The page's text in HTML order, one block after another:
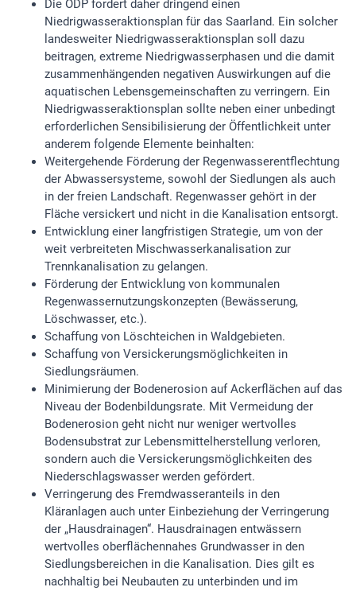
Die ÖDP fordert daher dringend einen
Niedrigwasseraktionsplan für das Saarland. Ein solcher
landesweiter Niedrigwasseraktionsplan soll dazu
beitragen, extreme Niedrigwasserphasen und die damit
zusammenhängenden negativen Auswirkungen auf die
aquatischen Lebensgemeinschaften zu verringern. Ein
Niedrigwasseraktionsplan sollte neben einer unbedingt
erforderlichen Sensibilisierung der Öffentlichkeit unter
anderem folgende Elemente beinhalten:
Weitergehende Förderung der Regenwasserentflechtung
der Abwassersysteme, sowohl der Siedlungen als auch
in der freien Landschaft. Regenwasser gehört in der
Fläche versickert und nicht in die Kanalisation entsorgt.
Entwicklung einer langfristigen Strategie, um von der
weit verbreiteten Mischwasserkanalisation zur
Trennkanalisation zu gelangen.
Förderung der Entwicklung von kommunalen
Regenwassernutzungskonzepten (Bewässerung,
Löschwasser, etc.).
Schaffung von Löschteichen in Waldgebieten.
Schaffung von Versickerungsmöglichkeiten in
Siedlungsräumen.
Minimierung der Bodenerosion auf Ackerflächen auf das
Niveau der Bodenbildungsrate. Mit Vermeidung der
Bodenerosion geht nicht nur weniger wertvolles
Bodensubstrat zur Lebensmittelherstellung verloren,
sondern auch die Versickerungsmöglichkeiten des
Niederschlagswasser werden gefördert.
Verringerung des Fremdwasseranteils in den
Kläranlagen auch unter Einbeziehung der Verringerung
der „Hausdrainagen“. Hausdrainagen entwässern
wertvolles oberflächennahes Grundwasser in den
Siedlungsbereichen in die Kanalisation. Dies gilt es
nachhaltig bei Neubauten zu unterbinden und im